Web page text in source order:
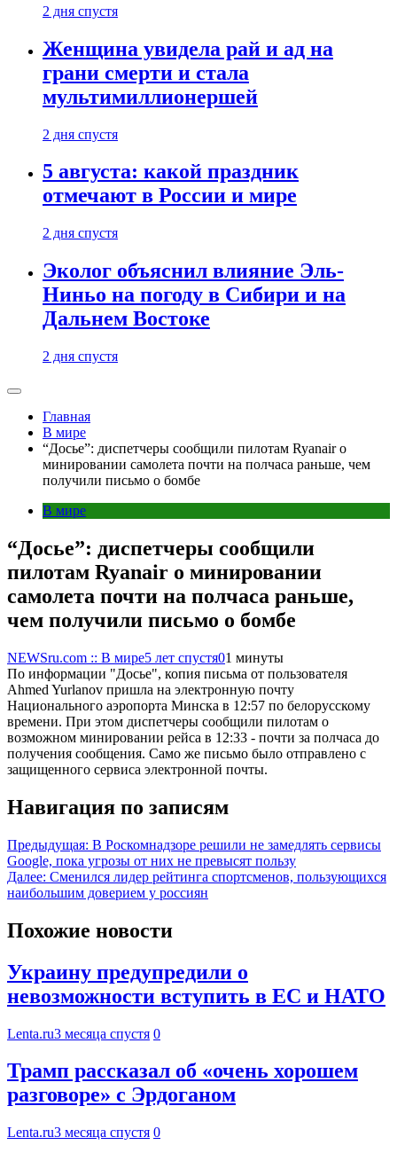
2 дня спустя
Женщина увидела рай и ад на
грани смерти и стала
мультимиллионершей
2 дня спустя
5 августа: какой праздник
отмечают в России и мире
2 дня спустя
Эколог объяснил влияние Эль-
Ниньо на погоду в Сибири и на
Дальнем Востоке
2 дня спустя
Главная
В мире
“Досье”: диспетчеры сообщили пилотам Ryanair о
минировании самолета почти на полчаса раньше, чем
получили письмо о бомбе
В мире
“Досье”: диспетчеры сообщили
пилотам Ryanair о минировании
самолета почти на полчаса раньше,
чем получили письмо о бомбе
NEWSru.com :: В мире5 лет спустя01 минуты
По информации "Досье", копия письма от пользователя
Ahmed Yurlanov пришла на электронную почту
Национального аэропорта Минска в 12:57 по белорусскому
времени. При этом диспетчеры сообщили пилотам о
возможном минировании рейса в 12:33 - почти за полчаса до
получения сообщения. Само же письмо было отправлено с
защищенного сервиса электронной почты.
Навигация по записям
Предыдущая: В Роскомнадзоре решили не замедлять сервисы
Google, пока угрозы от них не превысят пользу
Далее: Сменился лидер рейтинга спортсменов, пользующихся
наибольшим доверием у россиян
Похожие новости
Украину предупредили о
невозможности вступить в ЕС и НАТО
Lenta.ru3 месяца спустя 0
Трамп рассказал об «очень хорошем
разговоре» с Эрдоганом
Lenta.ru3 месяца спустя 0